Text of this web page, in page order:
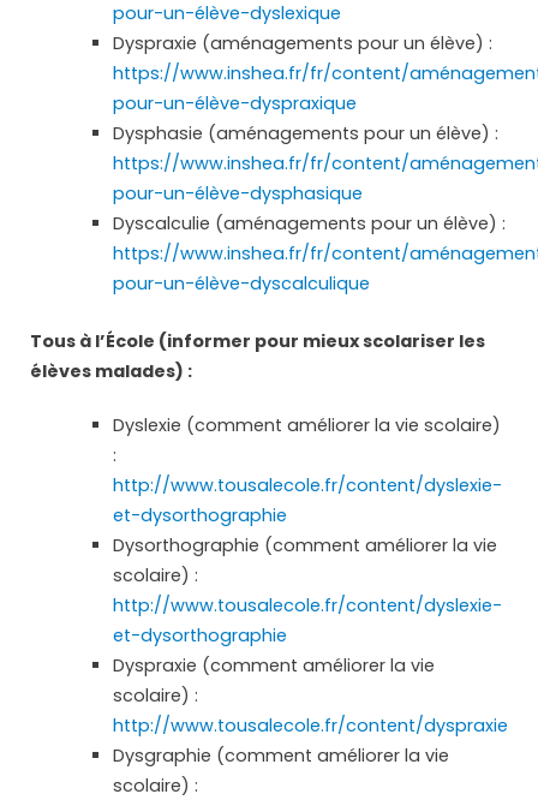
pour-un-élève-dyslexique
Dyspraxie (aménagements pour un élève) :
https://www.inshea.fr/fr/content/
pour-un-élève-dyspraxique
Dysphasie (aménagements pour un élève) :
https://www.inshea.fr/fr/content/
pour-un-élève-dysphasique
Dyscalculie (aménagements pour un élève) :
https://www.inshea.fr/fr/content/
pour-un-élève-dyscalculique
Tous à l’École (informer pour mieux scolariser les
élèves malades) :
Dyslexie (comment améliorer la vie scolaire)
:
http://www.tousalecole.fr/content/dyslexie-
et-dysorthographie
Dysorthographie (comment améliorer la vie
scolaire) :
http://www.tousalecole.fr/content/dyslexie-
et-dysorthographie
Dyspraxie (comment améliorer la vie
scolaire) :
http://www.tousalecole.fr/content/dyspraxie
Dysgraphie (comment améliorer la vie
scolaire) :